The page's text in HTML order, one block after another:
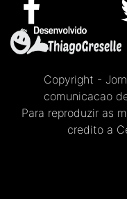
Copyright -
comunicacao
Para reproduzir as
credito a